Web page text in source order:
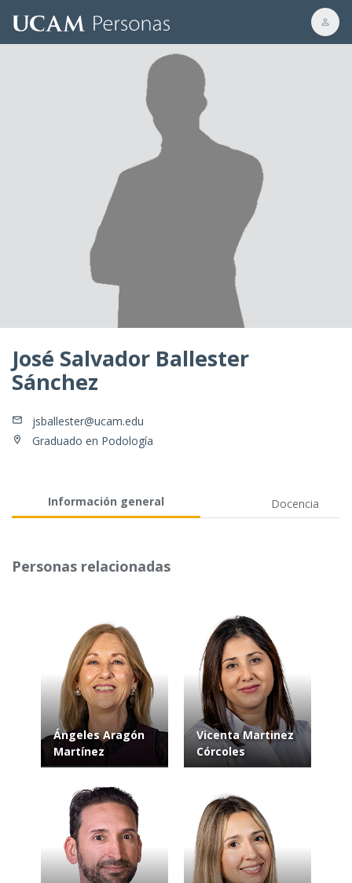
José Salvador Ballester
Sánchez
jsballester@ucam.edu
Graduado en Podología
Información general Docencia
Personas relacionadas
Ángeles Aragón
Martínez
Vicenta Martinez
Córcoles